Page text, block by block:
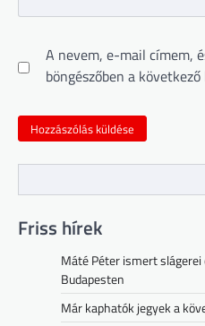
A nevem, e-mail címem,
böngészőben a
Friss hírek
Máté Péter ismert
Budapesten
Már kaphatók jegyek a